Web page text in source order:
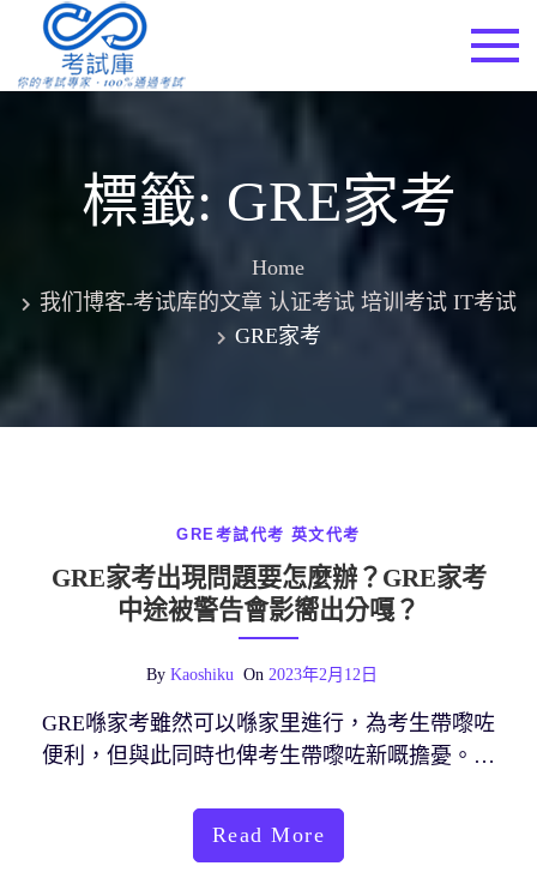
content
標籤: GRE家考
Home
我们博客-考试库的文章 认证考试 培训考试 IT考试
GRE家考
GRE考試代考 英文代考
GRE家考出現問題要怎麼辦？GRE家考
中途被警告會影嚮出分嘎？
By Kaoshiku On 2023年2月12日
GRE喺家考雖然可以喺家里進行，為考生帶嚟咗
便利，但與此同時也俾考生帶嚟咗新嘅擔憂。…
Read More